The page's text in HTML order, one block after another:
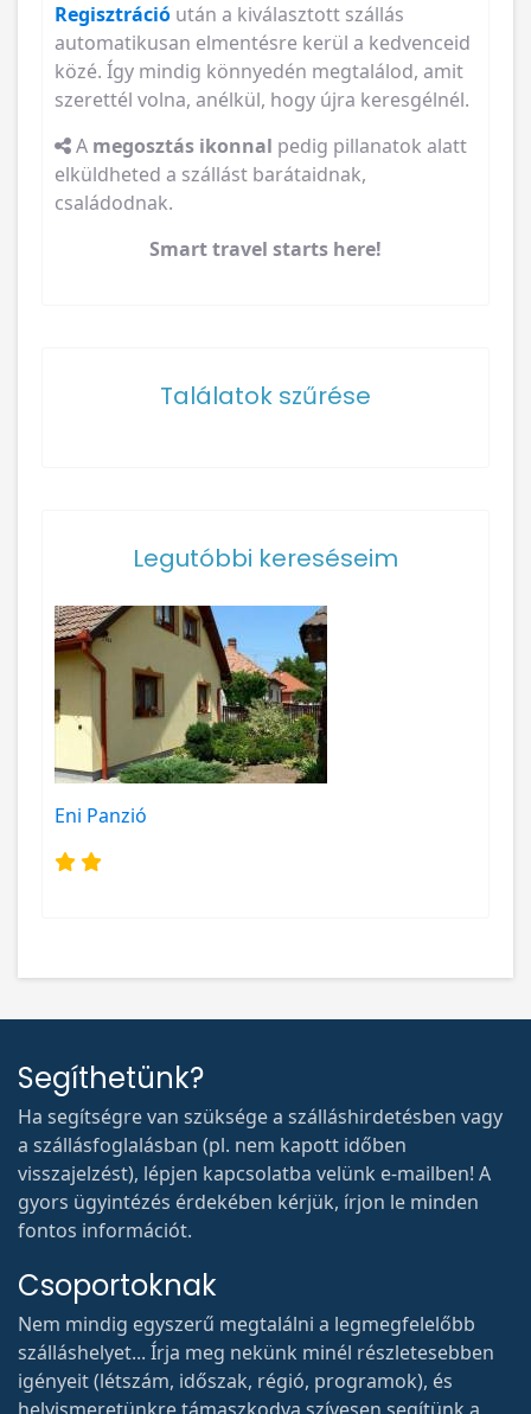
Regisztráció után a kiválasztott szállás
automatikusan elmentésre kerül a kedvenceid
közé. Így mindig könnyedén megtalálod, amit
szerettél volna, anélkül, hogy újra keresgélnél.
A megosztás ikonnal pedig pillanatok alatt
elküldheted a szállást barátaidnak,
családodnak.
Smart travel starts here!
Találatok szűrése
Legutóbbi kereséseim
Eni Panzió
Segíthetünk?
Ha segítségre van szüksége a szálláshirdetésben vagy
a szállásfoglalásban (pl. nem kapott időben
visszajelzést), lépjen kapcsolatba velünk e-mailben! A
gyors ügyintézés érdekében kérjük, írjon le minden
fontos információt.
Csoportoknak
Nem mindig egyszerű megtalálni a legmegfelelőbb
szálláshelyet... Írja meg nekünk minél részletesebben
igényeit (létszám, időszak, régió, programok), és